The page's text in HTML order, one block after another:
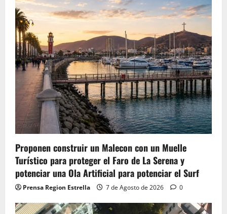
Proponen construir un Malecon con un Muelle
Turístico para proteger el Faro de La Serena y
potenciar una Ola Artificial para potenciar el Surf
Prensa Region Estrella 7 de Agosto de 2026 0